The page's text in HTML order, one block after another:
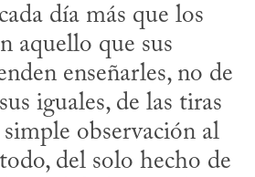
día más que los
aquello que sus
enseñarles, no de
iguales, de las tiras
simple observación al
del solo hecho de